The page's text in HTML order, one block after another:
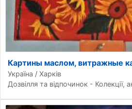
Картины маслом, витражные
Україна / Харків
Дозвілля та відпочинок - Колекції,